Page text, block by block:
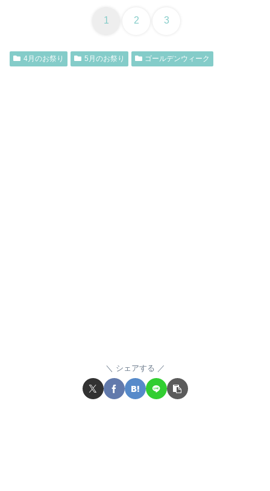
1 2 3
4月のお祭り 5月のお祭り ゴールデンウィーク
シェアする